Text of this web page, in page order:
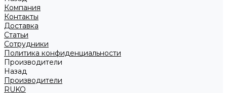
Компания
Контакты
Доставка
Статьи
Сотрудники
Политика конфиденциальности
Производители
Назад
Производители
RUKO